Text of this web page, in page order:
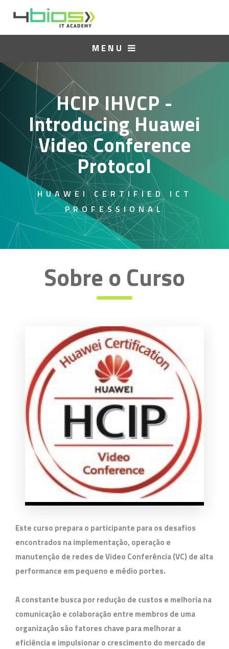
MENU
HCIP IHVCP -
Introducing Huawei
Video Conference
Protocol
HUAWEI CERTIFIED ICT
PROFESSIONAL
Sobre o Curso
Este curso prepara o participante para os desafios
encontrados na implementação, operação e
manutenção de redes de Video Conferência (VC) de alta
performance em pequeno e médio portes.
A constante busca por redução de custos e melhoria na
comunicação e colaboração entre membros de uma
organização são fatores chave para melhorar a
eficiência e impulsionar o crescimento do mercado de